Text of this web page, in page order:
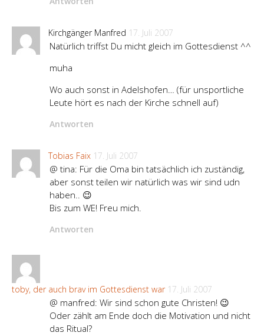
Kirchgänger Manfred 17. Juli 2007
Natürlich triffst Du micht gleich im Gottesdienst ^^
muha
Wo auch sonst in Adelshofen… (für unsportliche
Leute hört es nach der Kirche schnell auf)
Antworten
Tobias Faix 17. Juli 2007
@ tina: Für die Oma bin tatsächlich ich zuständig,
aber sonst teilen wir natürlich was wir sind udn
haben.. 😉
Bis zum WE! Freu mich.
Antworten
toby, der auch brav im Gottesdienst war 17. Juli 2007
@ manfred: Wir sind schon gute Christen! 😉
Oder zählt am Ende doch die Motivation und nicht
das Ritual?